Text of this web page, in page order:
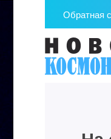
Обратная